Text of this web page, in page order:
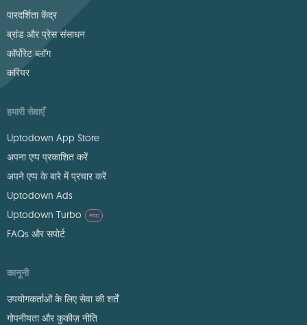
पारदर्शिता केंद्र
ब्रांड और प्रेस संसाधन
कॉर्पोरेट ब्लॉग
करियर
हमारी सेवाएँ
Uptodown App Store
अपना एप्प प्रकाशित करें
अपने एप्प के बारे में प्रचार करें
Uptodown Ads
Uptodown Turbo
नया
FAQs और सपोर्ट
कानूनी
उपयोगकर्ताओं के लिए सेवा की शर्तें
गोपनीयता और कुकीज़ नीति